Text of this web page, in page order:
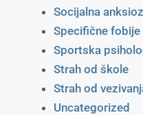
Socijalna
Specifične fobije
Sportska
Strah od škole
Strah od
Uncategorized